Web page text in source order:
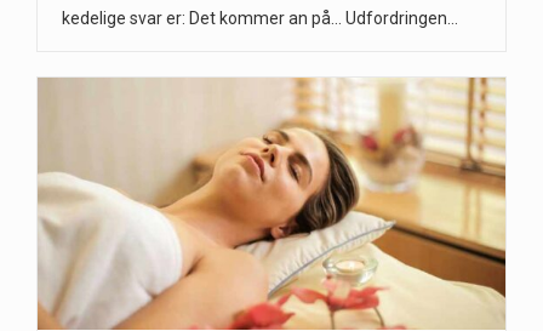
kedelige svar er: Det kommer an på... Udfordringen…